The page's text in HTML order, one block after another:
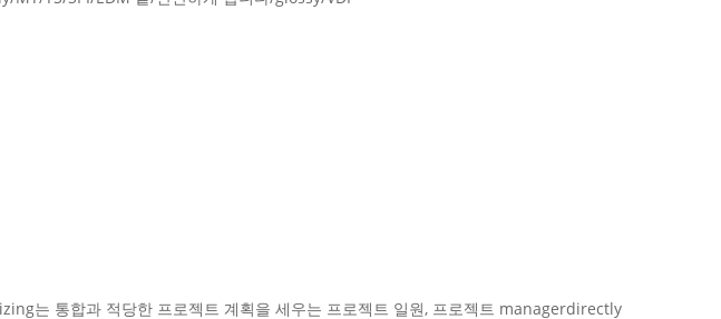
는 통합과 적당한 프로젝트 계획을 세우는 프로젝트 일원, 프로젝트 managerdirectly